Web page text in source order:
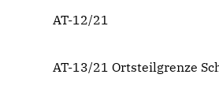
AT-12/21
AT-13/21 Ortsteilgrenze